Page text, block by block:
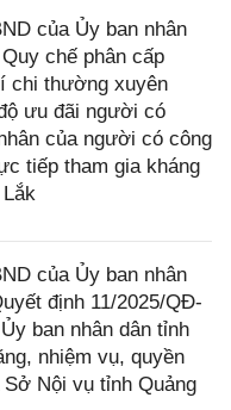
của Ủy ban nhân
chế phân cấp
chi thường xuyên
ưu đãi người có
của người có công
tiếp tham gia kháng
của Ủy ban nhân
định 11/2025/QĐ-
ban nhân dân tỉnh
nhiệm vụ, quyền
Nội vụ tỉnh Quảng